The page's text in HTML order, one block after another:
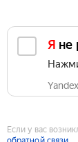
Я
Если у вас